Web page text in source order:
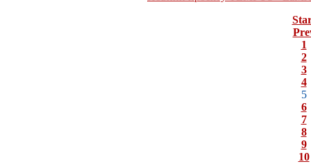
1
2
3
4
5
6
7
8
9
10